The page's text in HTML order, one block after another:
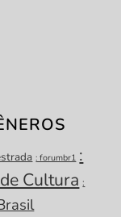
: forumbr1 :
Cultura :